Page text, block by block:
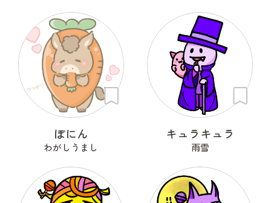
ぽにん
わがしうまし
キュラキュラ
雨雪